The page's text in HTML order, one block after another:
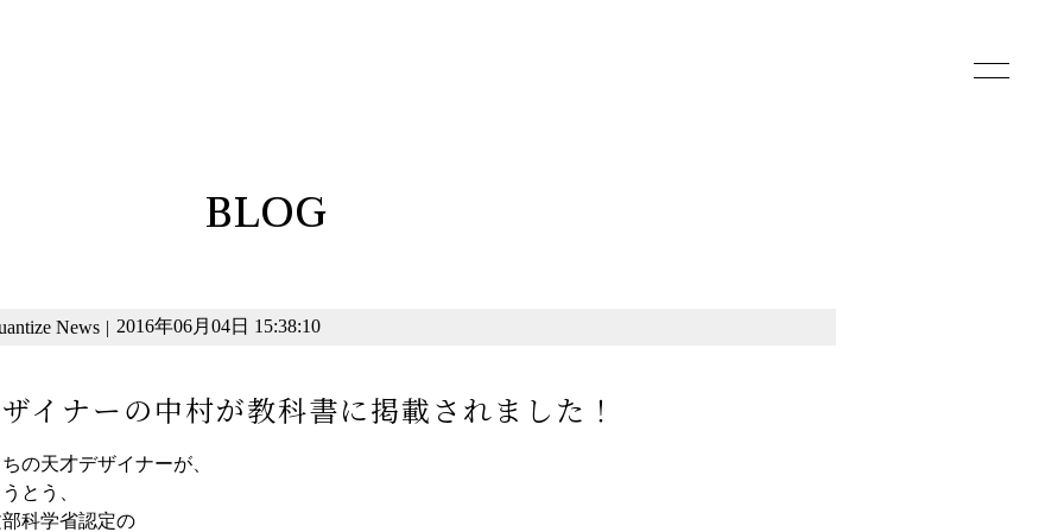
BLOG
News | 2016年06月04日 15:38:10
イナーの中村が教科書に掲載されました！
の天才デザイナーが、
とう、
科学省認定の